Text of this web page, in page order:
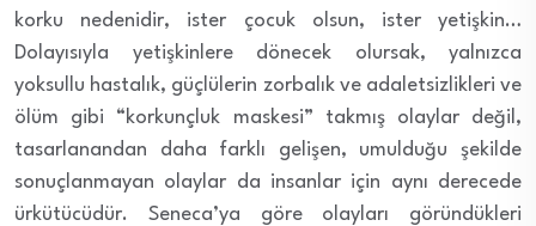
korku nedenidir, ister çocuk olsun, ister yetişkin…
Dolayısıyla yetişkinlere dönecek olursak, yalnızca
yoksullu hastalık, güçlülerin zorbalık ve adaletsizlikleri ve
ölüm gibi “korkunçluk maskesi” takmış olaylar değil,
tasarlanandan daha farklı gelişen, umulduğu şekilde
sonuçlanmayan olaylar da insanlar için aynı derecede
ürkütücüdür. Seneca’ya göre olayları göründükleri